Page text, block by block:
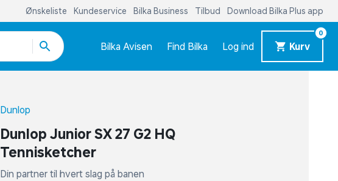
Ønskeliste Kundeservice Bilka Business Tilbud Download Bilka Plus app
Bilka Avisen Find Bilka Log ind Kurv
0
Dunlop
Dunlop Junior SX 27 G2 HQ
Tennisketcher
Din partner til hvert slag på banen